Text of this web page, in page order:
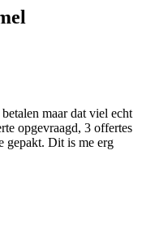
maar dat viel echt
opgevraagd, 3 offertes
gepakt. Dit is me erg